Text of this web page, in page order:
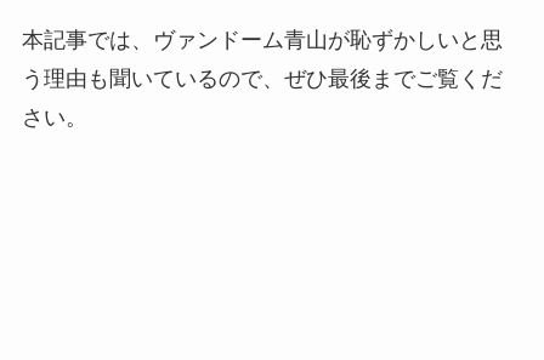
本記事では、ヴァンドーム青山が恥ずかしいと思
う理由も聞いているので、ぜひ最後までご覧くだ
さい。